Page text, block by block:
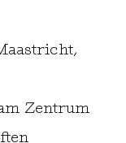
Zentrum